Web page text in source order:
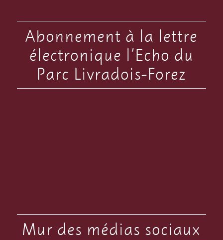
Abonnement à la lettre
électronique l’Echo du
Parc Livradois-Forez
Mur des médias sociaux